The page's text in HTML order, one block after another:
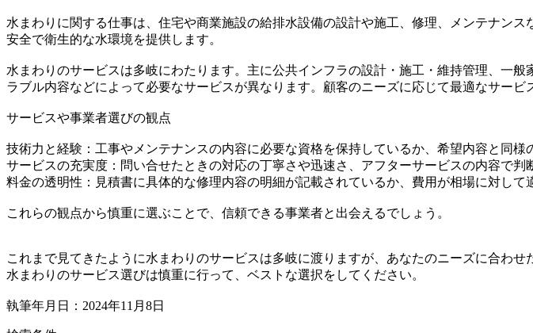
水まわりに関する仕事は、住宅や商業施設の給排水設備の設計や施工、修理、メンテナン
安全で衛生的な水環境を提供します。
水まわりのサービスは多岐にわたります。主に公共インフラの設計・施工・維持管理、一
ラブル内容などによって必要なサービスが異なります。顧客のニーズに応じて最適なサービ
サービスや事業者選びの観点
技術力と経験：工事やメンテナンスの内容に必要な資格を保持しているか、希望内容と同様
サービスの充実度：問い合せたときの対応の丁寧さや迅速さ、アフターサービスの内容で判
料金の透明性：見積書に具体的な修理内容の明細が記載されているか、費用が相場に対して
これらの観点から慎重に選ぶことで、信頼できる事業者と出会えるでしょう。
これまで見てきたように水まわりのサービスは多岐に渡りますが、あなたのニーズに合わせ
水まわりのサービス選びは慎重に行って、ベストな選択をしてください。
執筆年月日：2024年11月8日